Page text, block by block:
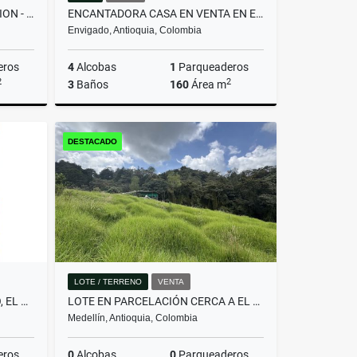
HERMOSA FINCA EN PARCELACION - TITIRIBI ENCANTADORA CASA EN VENTA EN ENVIGADO!
Envigado, Antioquia, Colombia
4Alcobas 1 Parqueaderos
3 Baños 160Área m2
Venta
$900.000.000
APARTAMENTO EN EL POBLADO, EL DIAMANTE – PERSONALÍZALO A TU GUSTO
DESTACADO
LOTE / TERRENO VENTA
LOTE EN PARCELACIÓN CERCA A EL ALTO DE PALMAS Y SANTA ELENA
Medellín, Antioquia, Colombia